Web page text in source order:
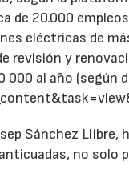
de 20.000
eléctricas de
revisión y
000 al año (según
Sánchez Llibre,
no solo